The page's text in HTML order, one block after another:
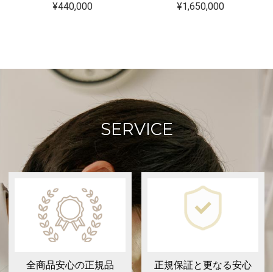
¥440,000
¥1,650,000
SERVICE
全商品安心の正規品 正規保証と更なる安心